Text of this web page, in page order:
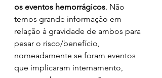
os eventos hemorrágicos. Não
temos grande informação em
relação à gravidade de ambos para
pesar o risco/benefício,
nomeadamente se foram eventos
que implicaram internamento,